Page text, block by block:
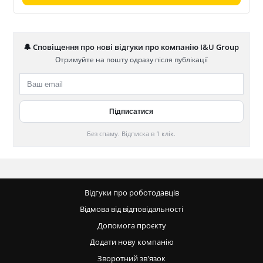
🔔 Сповіщення про нові відгуки про компанію I&U Group
Отримуйте на пошту одразу після публікації
Без спаму. Відписка в 1 клік.
Відгуки про роботодавців
Відмова від відповідальності
Допомога проєкту
Додати нову компанію
Зворотний зв'язок